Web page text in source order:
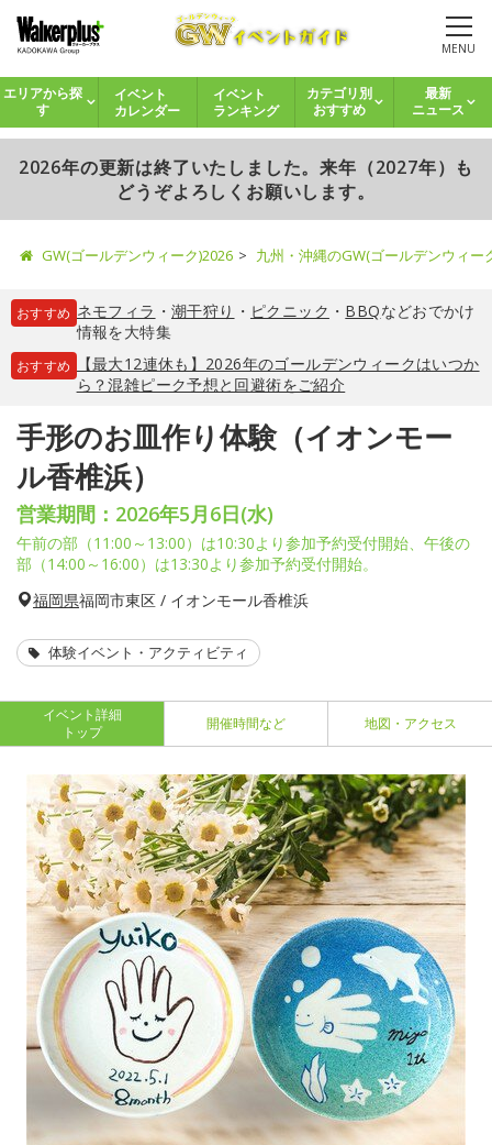
MENU
エリアから探
す
イベント
カレンダー
イベント
ランキング
カテゴリ別
おすすめ
最新
ニュース
2026年の更新は終了いたしました。来年（2027年）も
どうぞよろしくお願いします。
GW(ゴールデンウィーク)2026 九州・沖縄のGW(ゴールデンウィ
おすすめ ネモフィラ ・ 潮干狩り ・ ピクニック ・ BBQなどおでかけ
情報を大特集
おすすめ
【最大12連休も】2026年のゴールデンウィークはいつか
ら？混雑ピーク予想と回避術をご紹介
手形のお皿作り体験（イオンモー
ル香椎浜）
営業期間：2026年5月6日(水)
午前の部（11:00～13:00）は10:30より参加予約受付開始、午後の
部（14:00～16:00）は13:30より参加予約受付開始。
福岡県福岡市東区 / イオンモール香椎浜
体験イベント・アクティビティ
イベント詳細
トップ
開催時間など 地図・アクセス